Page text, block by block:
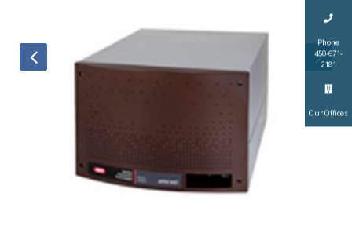
Phone
450-671-
2181
Our Offices